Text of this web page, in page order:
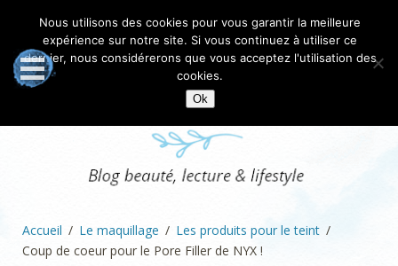
Accueil Le maquillage
Les produits pour le teint
Coup de coeur pour le Pore Filler de NYX !
Nous utilisons des cookies pour vous garantir la meilleure
expérience sur notre site. Si vous continuez à utiliser ce
dernier, nous considérerons que vous acceptez l'utilisation des
cookies.
Ok